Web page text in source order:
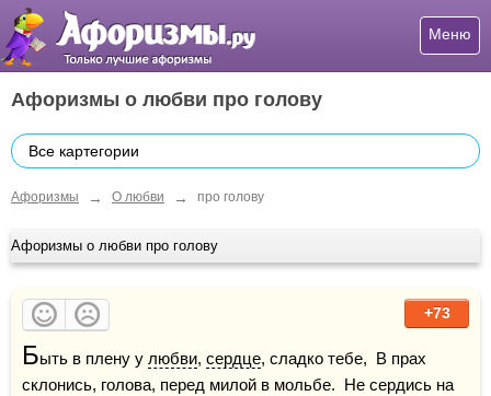
Меню
Афоризмы о любви про голову
Все картегории
Афоризмы → О любви → про голову
Афоризмы о любви про голову
+73
Быть в плену у любви, сердце, сладко тебе,  В прах
склонись, голова, перед милой в мольбе.  Не сердись на